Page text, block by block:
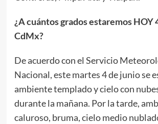
​​​¿A cuántos grados estaremos HOY
CdMx?
De acuerdo con el Servicio
Nacional, este martes 4 de junio se
ambiente templado y cielo con
durante la mañana. Por la tarde,
caluroso, bruma, cielo medio